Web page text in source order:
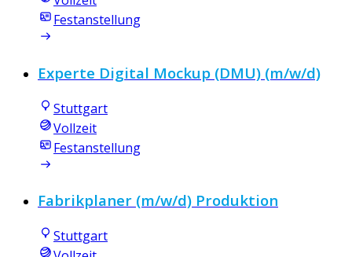
Festanstellung
Experte Digital Mockup (DMU) (m/w/d)
Stuttgart
Vollzeit
Festanstellung
Fabrikplaner (m/w/d) Produktion
Stuttgart